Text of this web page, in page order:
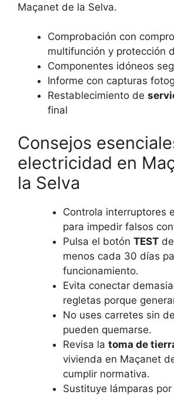
Maçanet de la Selva.
Comprobación con
multifunción y protección
Componentes idóneos
Informe con capturas
Restablecimiento de
final
Consejos
electricidad en
la Selva
Controla interruptores
para impedir falsos
Pulsa el botón TEST
menos cada 30 días
funcionamiento.
Evita conectar
regletas porque
No uses carretes sin
pueden quemarse.
Revisa la toma de
vivienda en Maçanet
cumplir normativa.
Sustituye lámparas por